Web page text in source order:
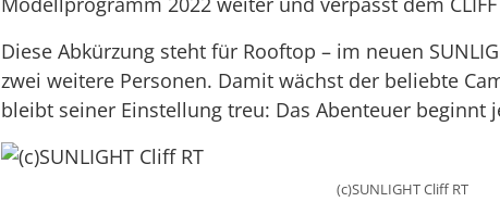
Diese Abkürzung steht für Rooftop – im neuen
zwei weitere Personen. Damit wächst der beliebte
bleibt seiner Einstellung treu: Das Abenteuer beginnt
(c)SUNLIGHT Cliff RT